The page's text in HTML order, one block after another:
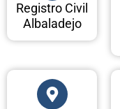
Registro Civil
Albaladejo